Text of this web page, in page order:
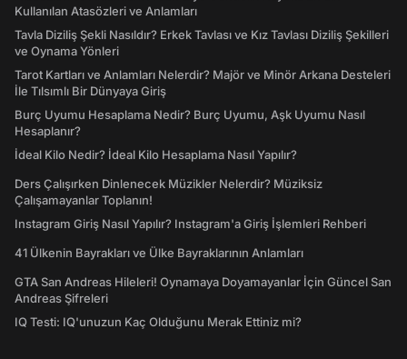
Kullanılan Atasözleri ve Anlamları
Tavla Diziliş Şekli Nasıldır? Erkek Tavlası ve Kız Tavlası Diziliş Şekilleri
ve Oynama Yönleri
Tarot Kartları ve Anlamları Nelerdir? Majör ve Minör Arkana Desteleri
İle Tılsımlı Bir Dünyaya Giriş
Burç Uyumu Hesaplama Nedir? Burç Uyumu, Aşk Uyumu Nasıl
Hesaplanır?
İdeal Kilo Nedir? İdeal Kilo Hesaplama Nasıl Yapılır?
Ders Çalışırken Dinlenecek Müzikler Nelerdir? Müziksiz
Çalışamayanlar Toplanın!
Instagram Giriş Nasıl Yapılır? Instagram'a Giriş İşlemleri Rehberi
41 Ülkenin Bayrakları ve Ülke Bayraklarının Anlamları
GTA San Andreas Hileleri! Oynamaya Doyamayanlar İçin Güncel San
Andreas Şifreleri
IQ Testi: IQ'unuzun Kaç Olduğunu Merak Ettiniz mi?